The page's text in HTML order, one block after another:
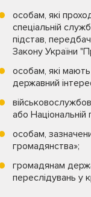
особам, які
спеціальній
підстав,
Закону України
особам, які
державний
або
особам,
громадянства»;
громадянам
переслідувань у